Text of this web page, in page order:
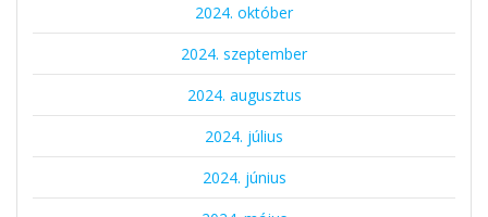
2024. október
2024. szeptember
2024. augusztus
2024. július
2024. június